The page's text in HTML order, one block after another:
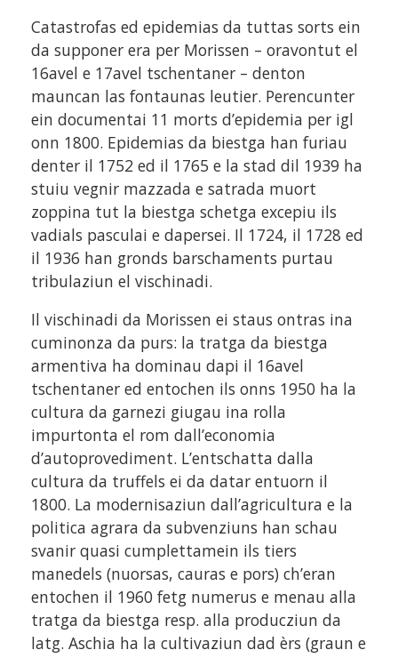
Catastrofas ed epidemias da tuttas sorts ein
da supponer era per Morissen – oravontut el
16avel e 17avel tschentaner – denton
mauncan las fontaunas leutier. Perencunter
ein documentai 11 morts d’epidemia per igl
onn 1800. Epidemias da biestga han furiau
denter il 1752 ed il 1765 e la stad dil 1939 ha
stuiu vegnir mazzada e satrada muort
zoppina tut la biestga schetga excepiu ils
vadials pasculai e dapersei. Il 1724, il 1728 ed
il 1936 han gronds barschaments purtau
tribulaziun el vischinadi.
Il vischinadi da Morissen ei staus ontras ina
cuminonza da purs: la tratga da biestga
armentiva ha dominau dapi il 16avel
tschentaner ed entochen ils onns 1950 ha la
cultura da garnezi giugau ina rolla
impurtonta el rom dall’economia
d’autoprovediment. L’entschatta dalla
cultura da truffels ei da datar entuorn il
1800. La modernisaziun dall’agricultura e la
politica agrara da subvenziuns han schau
svanir quasi cumplettamein ils tiers
manedels (nuorsas, cauras e pors) ch’eran
entochen il 1960 fetg numerus e menau alla
tratga da biestga resp. alla producziun da
latg. Aschia ha la cultivaziun dad èrs (graun e